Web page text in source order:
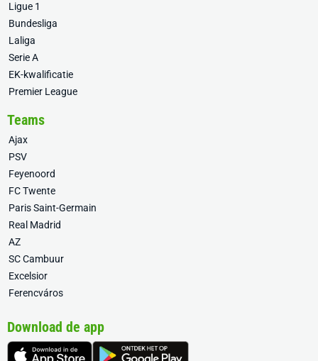
Ligue 1
Bundesliga
Laliga
Serie A
EK-kwalificatie
Premier League
Teams
Ajax
PSV
Feyenoord
FC Twente
Paris Saint-Germain
Real Madrid
AZ
SC Cambuur
Excelsior
Ferencváros
Download de app